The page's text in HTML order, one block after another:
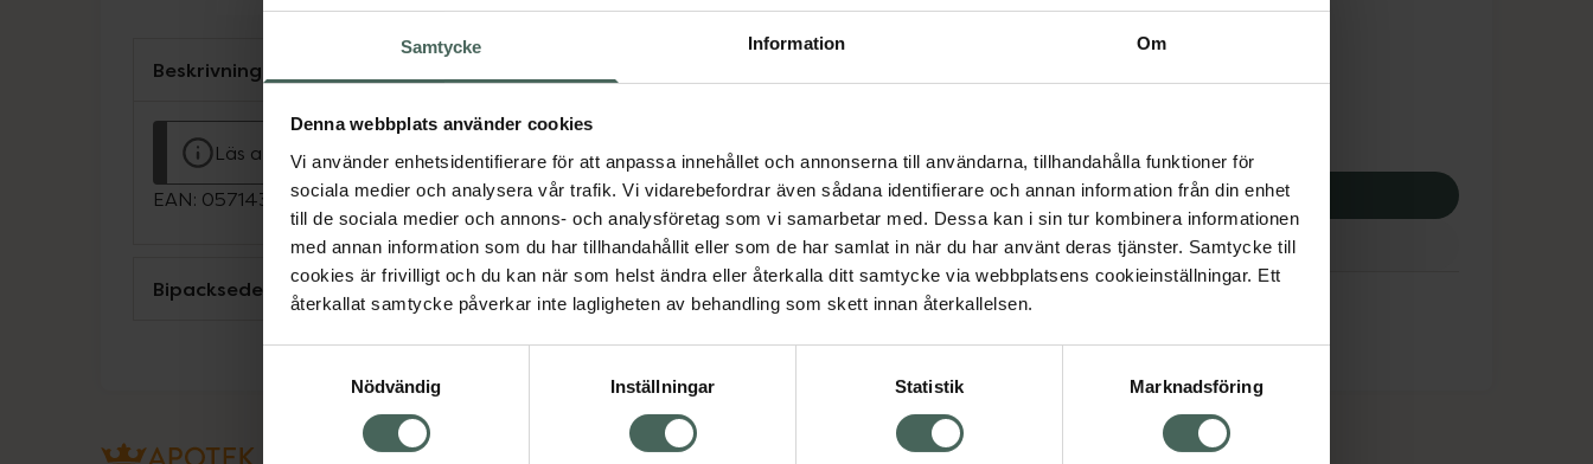
Samtycke Information Om
Denna webbplats använder cookies
Vi använder enhetsidentifierare för att anpassa innehållet och annonserna till användarna, tillhandahålla funktioner för
sociala medier och analysera vår trafik. Vi vidarebefordrar även sådana identifierare och annan information från din enhet
till de sociala medier och annons- och analysföretag som vi samarbetar med. Dessa kan i sin tur kombinera informationen
med annan information som du har tillhandahållit eller som de har samlat in när du har använt deras tjänster. Samtycke till
cookies är frivilligt och du kan när som helst ändra eller återkalla ditt samtycke via webbplatsens cookieinställningar. Ett
återkallat samtycke påverkar inte lagligheten av behandling som skett innan återkallelsen.
Nödvändig
Inställningar Statistik Marknadsföring
Högkostnadsskyddet gäller
1323,49 kr
Köp via ditt recept
Aktuella erbjudanden
Beskrivning
Läs alltid bipacksedeln innan användning.
EAN: 05714372001996
Bipacksedel från FASS Visa
Om recept och läkemedel